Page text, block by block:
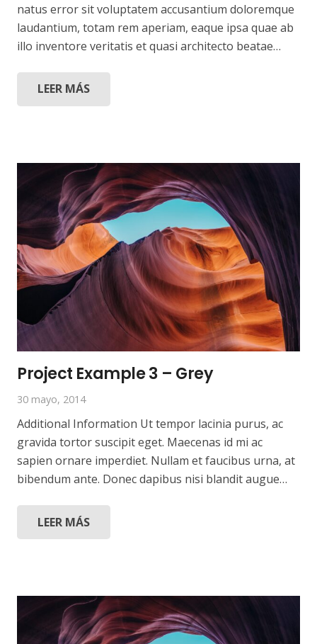
natus error sit voluptatem accusantium doloremque
laudantium, totam rem aperiam, eaque ipsa quae ab
illo inventore veritatis et quasi architecto beatae…
LEER MÁS
Project Example 3 – Grey
30 mayo, 2014
Additional Information Ut tempor lacinia purus, ac
gravida tortor suscipit eget. Maecenas id mi ac
sapien ornare imperdiet. Nullam et faucibus urna, at
bibendum ante. Donec dapibus nisi blandit augue…
LEER MÁS